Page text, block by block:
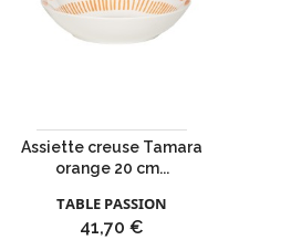
Assiette creuse Tamara
orange 20 cm...
TABLE PASSION
Prix
41,70 €